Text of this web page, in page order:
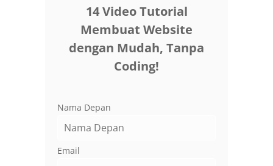
14 Video Tutorial
Membuat Website
dengan Mudah, Tanpa
Coding!
Nama Depan
Email